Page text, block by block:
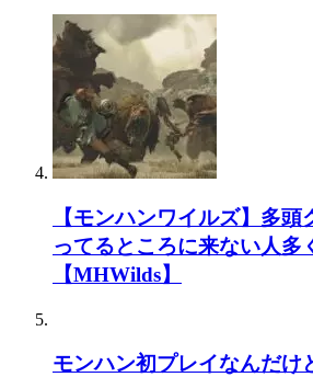
【モンハンワイルズ】多
ってるところに来ない人多
【MHWilds】
モンハン初プレイなんだけ